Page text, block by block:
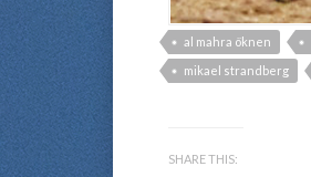
al mahra öknen
mikael strandberg
SHARE THIS: